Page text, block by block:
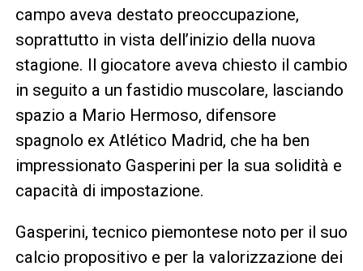
campo aveva destato preoccupazione,
soprattutto in vista dell’inizio della nuova
stagione. Il giocatore aveva chiesto il cambio
in seguito a un fastidio muscolare, lasciando
spazio a Mario Hermoso, difensore
spagnolo ex Atlético Madrid, che ha ben
impressionato Gasperini per la sua solidità e
capacità di impostazione.
Gasperini, tecnico piemontese noto per il suo
calcio propositivo e per la valorizzazione dei